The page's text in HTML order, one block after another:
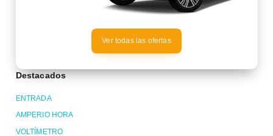
Ver todas las ofertas
Destacados
ENTRADA
AMPERIO HORA
VOLTÍMETRO